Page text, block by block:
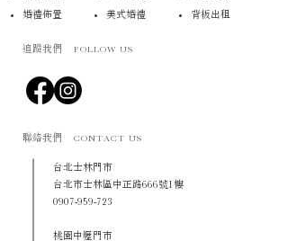
婚禮佈置
​美式婚禮
​背板出租
追蹤我們 FOLLOW US
聯絡我們 CONTACT US
​台北士林門市
台北市士林區中正路666號1樓
0907-959-723
桃園中壢門市